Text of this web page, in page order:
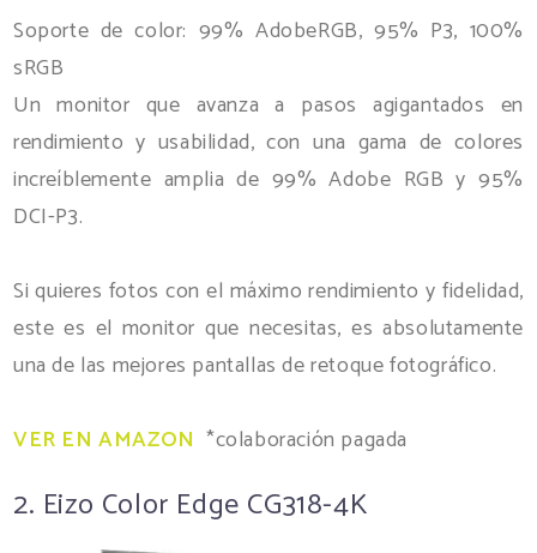
Soporte de color: 99% AdobeRGB, 95% P3, 100%
sRGB
Un monitor que avanza a pasos agigantados en
rendimiento y usabilidad, con una gama de colores
increíblemente amplia de 99% Adobe RGB y 95%
DCI-P3.
Si quieres fotos con el máximo rendimiento y fidelidad,
este es el monitor que necesitas, es absolutamente
una de las mejores pantallas de retoque fotográfico.
VER EN AMAZON *colaboración pagada
2. Eizo Color Edge CG318-4K